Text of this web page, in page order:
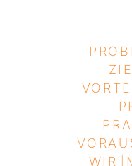
WIR